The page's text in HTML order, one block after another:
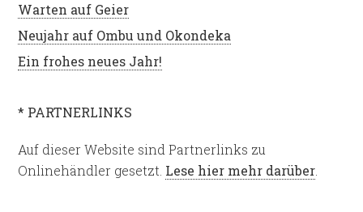
Warten auf Geier
Neujahr auf Ombu und Okondeka
Ein frohes neues Jahr!
* PARTNERLINKS
Auf dieser Website sind Partnerlinks zu
Onlinehändler gesetzt. Lese hier mehr darüber